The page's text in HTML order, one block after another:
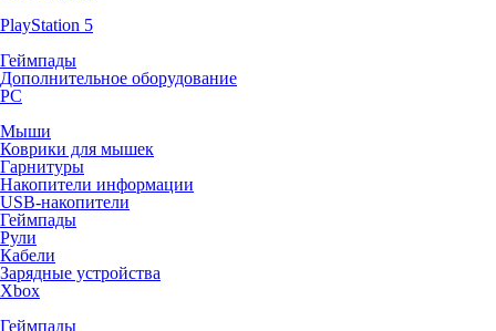
PlayStation 5
Геймпады
Дополнительное оборудование
PC
Мыши
Коврики для мышек
Гарнитуры
Накопители информации
USB-накопители
Геймпады
Рули
Кабели
Зарядные устройства
Xbox
Геймпады